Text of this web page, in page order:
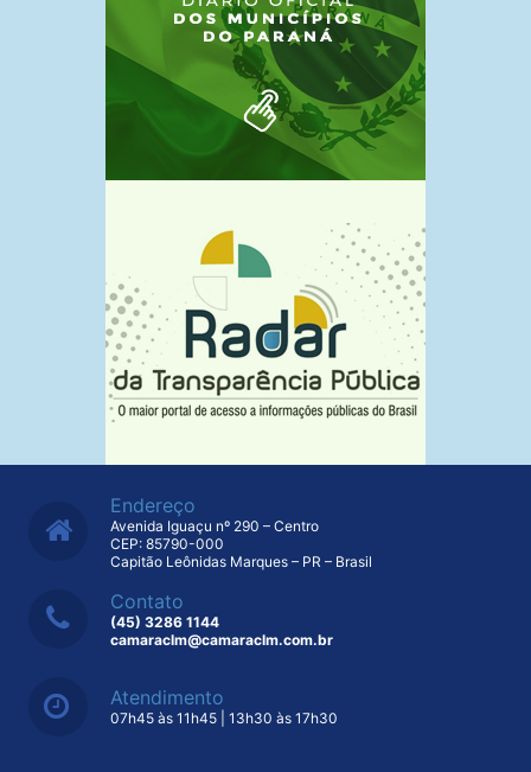
Endereço
Avenida Iguaçu nº 290 – Centro
CEP: 85790-000
Capitão Leônidas Marques – PR – Brasil
Contato
(45) 3286 1144
camaraclm@camaraclm.com.br
Atendimento
07h45 às 11h45 | 13h30 às 17h30